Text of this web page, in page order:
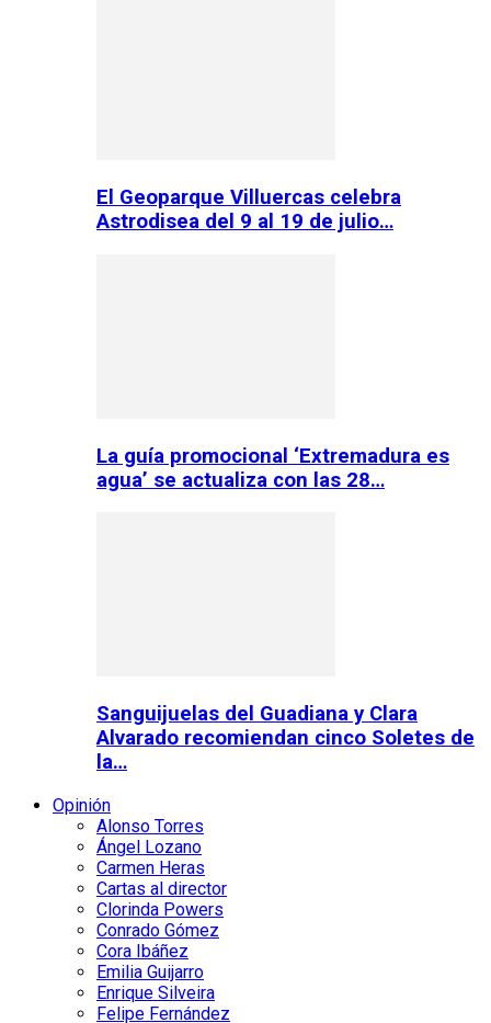
El Geoparque Villuercas celebra
Astrodisea del 9 al 19 de julio…
La guía promocional ‘Extremadura es
agua’ se actualiza con las 28…
Sanguijuelas del Guadiana y Clara
Alvarado recomiendan cinco Soletes de
la…
Opinión
Alonso Torres
Ángel Lozano
Carmen Heras
Cartas al director
Clorinda Powers
Conrado Gómez
Cora Ibáñez
Emilia Guijarro
Enrique Silveira
Felipe Fernández